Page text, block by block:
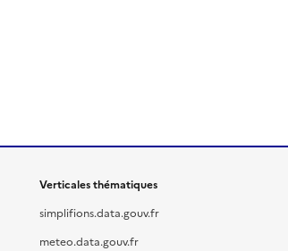
Verticales thématiques
simplifions.data.gouv.fr
meteo.data.gouv.fr